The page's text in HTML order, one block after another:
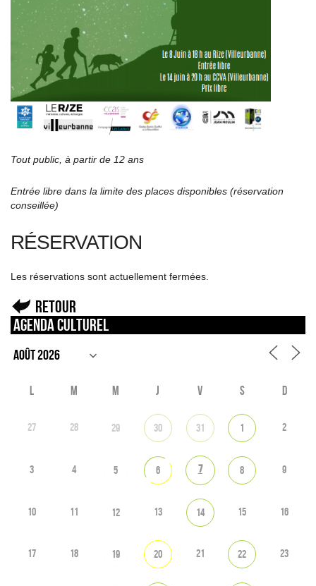
Tout public, à partir de 12 ans
Entrée libre dans la limite des places disponibles (réservation
conseillée)
RÉSERVATION
Les réservations sont actuellement fermées.
Retour
Agenda culturel
L M M J V S D
27 28 29 30 31 1 2
3 4 5 6 7 8 9
10 11 12 13 14 15 16
17 18 19 20 21 22 23